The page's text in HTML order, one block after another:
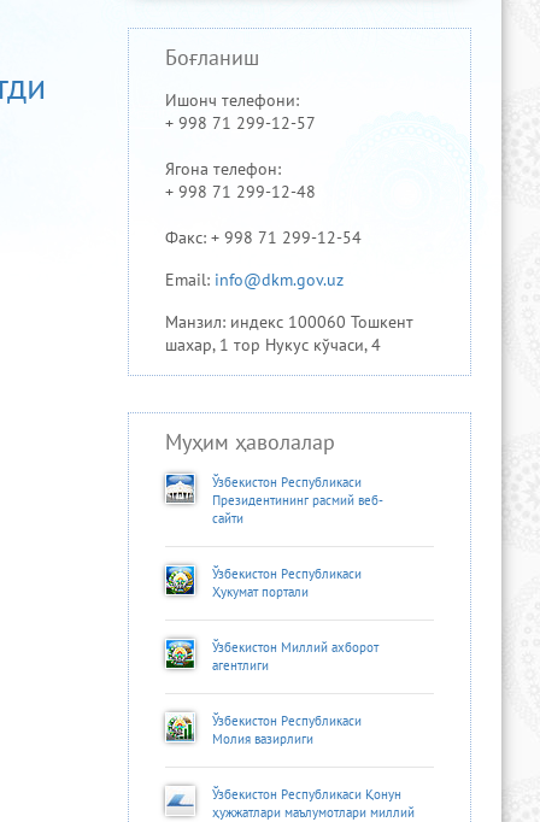
Боғланиш
Ишонч телефони:
+ 998 71 299-12-57
Ягона телефон:
+ 998 71 299-12-48
Факс: + 998 71 299-12-54
Email: info@dkm.gov.uz
Манзил: индекс 100060 Тошкент
шахар, 1 тор Нукус кўчаси, 4
Муҳим ҳаволалар
Ўзбекистон Республикаси
Президентининг расмий веб-
сайти
Ўзбекистон Республикаси
Ҳукумат портали
Ўзбекистон Миллий ахборот
агентлиги
Ўзбекистон Республикаси
Молия вазирлиги
Ўзбекистон Республикаси Қонун
ҳужжатлари маълумотлари миллий